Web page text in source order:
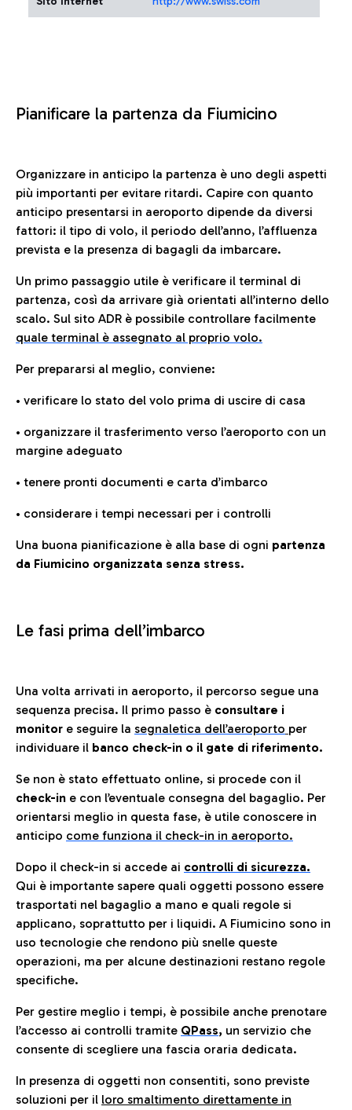
Pianificare la partenza da Fiumicino
Organizzare in anticipo la partenza è uno degli aspetti
più importanti per evitare ritardi. Capire con quanto
anticipo presentarsi in aeroporto dipende da diversi
fattori: il tipo di volo, il periodo dell’anno, l’affluenza
prevista e la presenza di bagagli da imbarcare.
Un primo passaggio utile è verificare il terminal di
partenza, così da arrivare già orientati all’interno dello
scalo. Sul sito ADR è possibile controllare facilmente
quale terminal è assegnato al proprio volo.
Per prepararsi al meglio, conviene:
• verificare lo stato del volo prima di uscire di casa
• organizzare il trasferimento verso l’aeroporto con un
margine adeguato
• tenere pronti documenti e carta d’imbarco
• considerare i tempi necessari per i controlli
Una buona pianificazione è alla base di ogni partenza
da Fiumicino organizzata senza stress.
Le fasi prima dell’imbarco
Una volta arrivati in aeroporto, il percorso segue una
sequenza precisa. Il primo passo è consultare i
monitor e seguire la segnaletica dell’aeroporto per
individuare il banco check-in o il gate di riferimento.
Se non è stato effettuato online, si procede con il
check-in e con l’eventuale consegna del bagaglio. Per
orientarsi meglio in questa fase, è utile conoscere in
anticipo come funziona il check-in in aeroporto.
Dopo il check-in si accede ai controlli di sicurezza.
Qui è importante sapere quali oggetti possono essere
trasportati nel bagaglio a mano e quali regole si
applicano, soprattutto per i liquidi. A Fiumicino sono in
uso tecnologie che rendono più snelle queste
operazioni, ma per alcune destinazioni restano regole
specifiche.
Per gestire meglio i tempi, è possibile anche prenotare
l’accesso ai controlli tramite QPass, un servizio che
consente di scegliere una fascia oraria dedicata.
In presenza di oggetti non consentiti, sono previste
soluzioni per il loro smaltimento direttamente in